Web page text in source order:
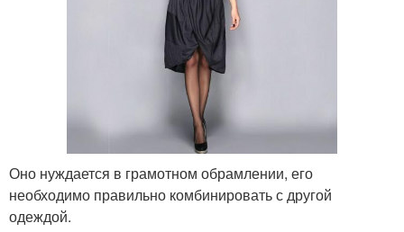
Оно нуждается в грамотном обрамлении, его
необходимо правильно комбинировать с другой
одеждой.